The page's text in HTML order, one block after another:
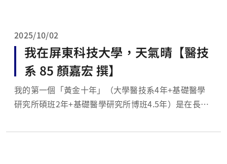
興起、，補...
2025/10/02
我在屏東科技大學，天氣晴【醫技
系 85 顏嘉宏 撰】
我的第一個「黃金十年」（大學醫技系4年+基礎醫學
研究所碩班2年+基礎醫學研究所博班4.5年）是在長庚
大學的「黃金十年」，就沒有今日的”屏科大顏老